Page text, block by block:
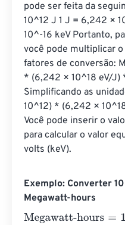
pode ser feita da
10^12 J 1 J = 6,242 ×
10^-16 keV Portanto,
você pode multiplicar
fatores de conversão:
* (6,242 × 10^18 eV/J)
Simplificando as
10^12) * (6,242 ×
Você pode inserir o
para calcular o valor
volts (keV).
Exemplo: Converter
Megawatt-hours
Megawatt-hours=10